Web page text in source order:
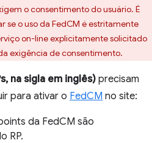
o consentimento do usuário. É
se o uso da FedCM é estritamente
on-line explicitamente solicitado
exigência de consentimento.
na sigla em inglês) precisam
para ativar o FedCM no site:
da FedCM são
RP.